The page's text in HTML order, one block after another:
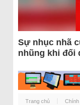
Sự nhục nhã
nhũng khi đối
Trang chủ Chính